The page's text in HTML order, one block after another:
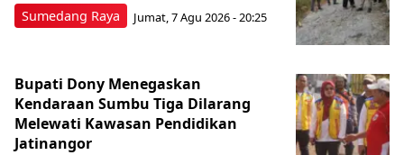
Sumedang Raya Jumat, 7 Agu 2026 - 20:25
Bupati Dony Menegaskan
Kendaraan Sumbu Tiga Dilarang
Melewati Kawasan Pendidikan
Jatinangor